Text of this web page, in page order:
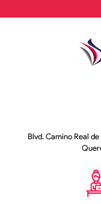
Blvd. Camino Real